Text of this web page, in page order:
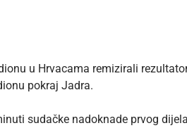
u Hrvacama remizirali
pokraj Jadra.
sudačke nadoknade prvog